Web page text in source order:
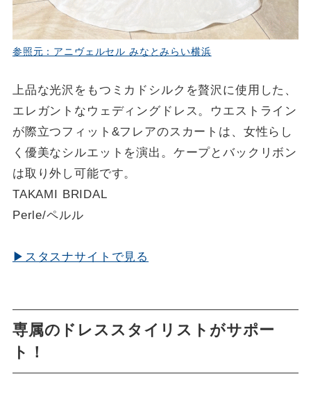
参照元：アニヴェルセル みなとみらい横浜
上品な光沢をもつミカドシルクを贅沢に使用した、
エレガントなウェディングドレス。ウエストライン
が際立つフィット&フレアのスカートは、女性らし
く優美なシルエットを演出。ケープとバックリボン
は取り外し可能です。
TAKAMI BRIDAL
Perle/ペルル
▶スタスナサイトで見る
専属のドレススタイリストがサポー
ト！